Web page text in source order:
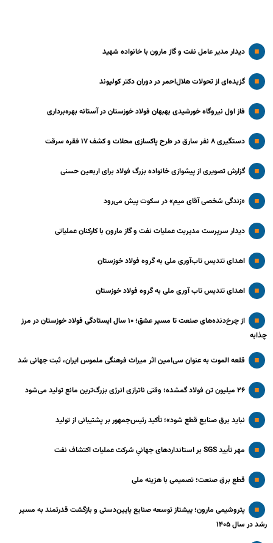
دیدار مدیر عامل نفت و گاز مارون با خانواده شهید
گزیده‌ای از تحولات هلال‌احمر در دوران دکتر کولیوند
فاز اول نیروگاه خورشیدی بهبهان فولاد خوزستان در آستانه بهره‌برداری
دستگیری ۸ نفر سارق در طرح پاکسازی محلات و کشف ۱۷ فقره سرقت
گزارش تصویری از پیشوازی خانواده بزرگ فولاد برای اربعین حسنی
«زندگی شخصی آقای میم» در سکوت پیش می‌رود
دیدار سرپرست مدیریت عملیات نفت و گاز مارون با کارکنان عملیاتی
اهدای تندیس تاب‌آوری ملی به گروه فولاد خوزستان
اهدای تندیس تاب آوری ملی به گروه فولاد خوزستان
از چرخ‌دنده‌های صنعت تا مسیر عشق؛ ۱۰ سال ایستادگی فولاد خوزستان در مرز
چذابه
قلعه الموت به عنوان سی‌امین اثر میراث‌ فرهنگی ملموس ایران، ثبت جهانی شد
۲۶ میلیون تن فولاد گمشده؛ وقتی ناترازی انرژی بزرگ‌ترین مانع تولید می‌شود
نباید برق صنایع قطع شود»؛ تأکید رئیس‌جمهور بر پشتیبانی از تولید
مهر تأیید SGS بر استانداردهای جهانیِ شرکت عملیات اکتشاف نفت
قطع برق صنعت؛ تصمیمی با هزینه ملی
پتروشیمی مارون؛ پیشتاز توسعه صنایع پایین‌دستی و بازگشت قدرتمند به مسیر
رشد در سال ۱۴۰۵